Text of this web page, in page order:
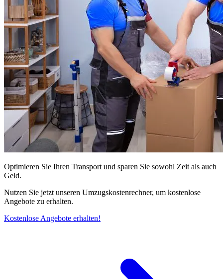
Optimieren Sie Ihren Transport und sparen Sie sowohl Zeit als auch
Geld.
Nutzen Sie jetzt unseren Umzugskostenrechner, um kostenlose
Angebote zu erhalten.
Kostenlose Angebote erhalten!